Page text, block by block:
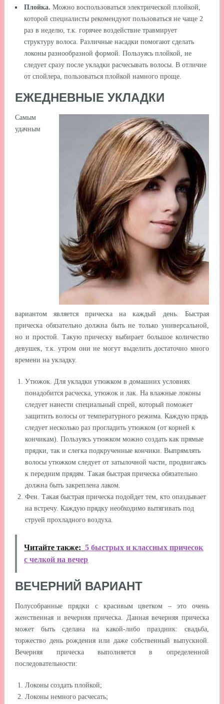
Плойка. Можно воспользоваться электрической плойкой,
которой специалисты рекомендуют пользоваться не чаще 2
раз в неделю, т.к. горячее воздействие травмирует
структуру волоса. Различные насадки помогают сделать
локоны разнообразной формой. Пользуясь плойкой, не
следует сразу после укладки расчесывать волосы. В отличие
от спойлера, пользоваться плойкой намного проще.
ЕЖЕДНЕВНЫЕ УКЛАДКИ
Самым
удачным
вариантом является прическа на каждый день. Быстрая
прическа обязательно должна быть не только универсальной,
но и простой. Такую прическу выбирает большое количество
девушек, т.к. утром они не могут выделить достаточно много
времени на укладку.
Утюжок. Для укладки утюжком в домашних условиях
понадобится расческа, утюжок и лак. На влажные локоны
следует нанести специальный спрей, который поможет
защитить волосы от температурного режима. Каждую прядь
следует несколько раз прогладить утюжком (от корней к
кончикам). Пользуясь утюжком можно создать как прямые
прядки, так и слегка подкрученные кончики. Выпрямлять
волосы утюжком следует от затылочной части, продвигаясь
к передним прядям. Такая быстрая прическа обязательно
должна быть закреплена лаком.
Фен. Такая быстрая прическа подойдет тем, кто опаздывает
на встречу. Каждую прядку необходимо вытягивать под
струей прохладного воздуха.
Читайте также: 5 быстрых и классных причесок
с челкой на вечер
ВЕЧЕРНИЙ ВАРИАНТ
Полусобранные прядки с красивым цветком – это очень
женственная и вечерняя прическа. Данная вечерняя прическа
может быть сделана на какой-либо праздник: свадьба,
торжество день рождения или даже собственный выпускной.
Вечерняя прическа выполняется в определенной
последовательности:
Локоны создать плойкой;
Локоны немного расчесать;